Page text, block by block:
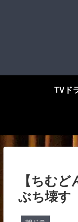
TVド
【ちむ
ぶち壊す